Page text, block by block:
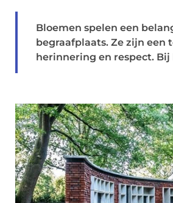
Bloemen spelen een
begraafplaats. Ze zijn een
herinnering en respect. Bij